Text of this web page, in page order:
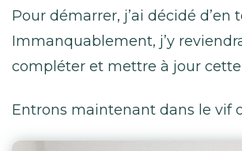
Pour démarrer, j’ai décidé d’en
Immanquablement, j’y
compléter et mettre à jour cette
Entrons maintenant dans le vif